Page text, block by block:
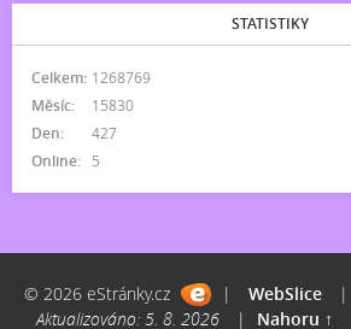
STATISTIKY
Online: 5
Celkem: 1268769
Měsíc:
15830
Den:
427
© 2026 eStránky.cz | WebSlice |
Aktualizováno: 5. 8. 2026
| Nahoru ↑